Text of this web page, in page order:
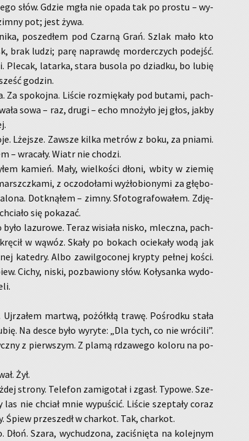
słów. Gdzie mgła nie opada tak po pro­stu – wy­
pot; jest żywa.
po­sze­dłem pod Czar­ną Grań. Szlak mało kto
brak ludzi; parę na­praw­dę mor­der­czych po­dejść.
Ple­cak, la­tar­ka, stara bu­so­la po dziad­ku, bo lubię
go­dzin.
Za spo­koj­na. Li­ście roz­mię­ka­ły pod bu­ta­mi, pach­
sowa – raz, drugi – echo mno­ży­ło jej głos, jakby
Lżej­sze. Za­wsze kilka me­trów z boku, za pnia­mi.
– wra­ca­ły. Wiatr nie cho­dzi.
ka­mień. Mały, wiel­ko­ści dłoni, wbity w zie­mię
z oczo­do­ła­mi wy­żło­bio­ny­mi za głę­bo­
Do­tkną­łem – zimny. Sfo­to­gra­fo­wa­łem. Zdję­
się po­ka­zać.
było la­zu­ro­we. Teraz wi­sia­ła nisko, mlecz­na, pach­
w wąwóz. Skały po bo­kach ocie­ka­ły wodą jak
ka­te­dry. Albo za­wil­go­co­nej kryp­ty peł­nej kości.
Cichy, niski, po­zba­wio­ny słów. Ko­ły­san­ka wy­do­
mar­twą, po­żół­kłą trawę. Po­środ­ku stała
Na desce było wy­ry­te: „Dla tych, co nie wró­ci­li”.
z pierw­szym. Z plamą rdza­we­go ko­lo­ru na po­
Żył.
stro­ny. Te­le­fon za­mi­go­tał i zgasł. Ty­po­we. Sze­
las nie chciał mnie wy­pu­ścić. Li­ście szep­ta­ły coraz
Śpiew prze­szedł w char­kot. Tak, char­kot.
Dłoń. Szara, wy­chu­dzo­na, za­ci­śnię­ta na ko­lej­nym